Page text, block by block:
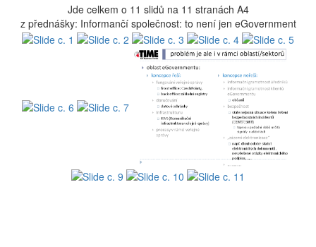
Jde celkem o 11 slidů na 11 stranách A4
z přednášky: Informančí společnost: to není jen eGovernment